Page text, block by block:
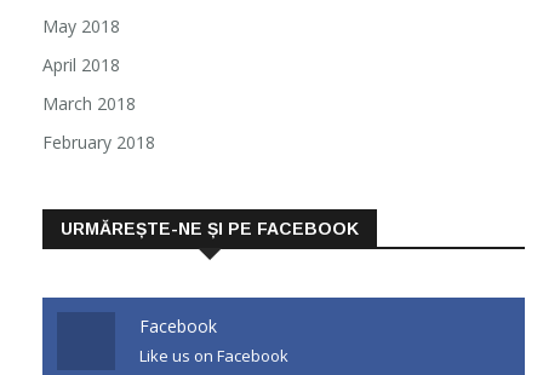
May 2018
April 2018
March 2018
February 2018
URMĂREȘTE-NE ȘI PE FACEBOOK
Facebook
Like us on Facebook